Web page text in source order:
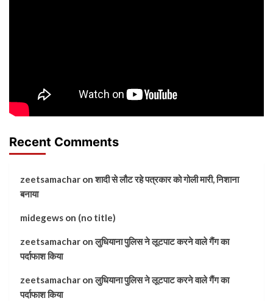
Recent Comments
zeetsamachar onशादी से लौट रहे पत्रकार को गोली मारी, निशाना
बनाया
midegews on (no title)
zeetsamachar onलुधियाना पुलिस ने लूटपाट करने वाले गैंग का
पर्दाफाश किया
zeetsamachar onलुधियाना पुलिस ने लूटपाट करने वाले गैंग का
पर्दाफाश किया